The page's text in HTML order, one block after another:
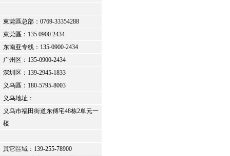
東莞區总部： 0769-33354288
東莞區： 135 0900 2434
东南亚专线：135-0900-2434
广州区：135-0900-2434
深圳区：139-2945-1833
义乌區： 180-5795-8003
义乌地址：
义乌市福田街道东傅宅48栋2单元一
楼
其它區域：139-255-78900